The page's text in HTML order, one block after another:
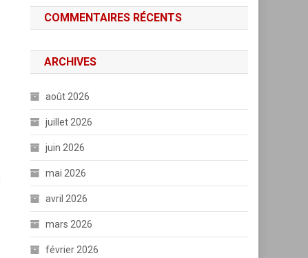
COMMENTAIRES RÉCENTS
ARCHIVES
août 2026
juillet 2026
juin 2026
mai 2026
avril 2026
mars 2026
février 2026